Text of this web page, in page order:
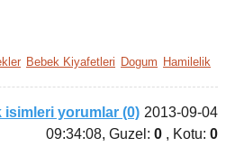
Bebek Kiyafetleri Dogum Hamilelik
isimleri yorumlar (0) 2013-09-04
09:34:08, Guzel:0 , Kotu:0